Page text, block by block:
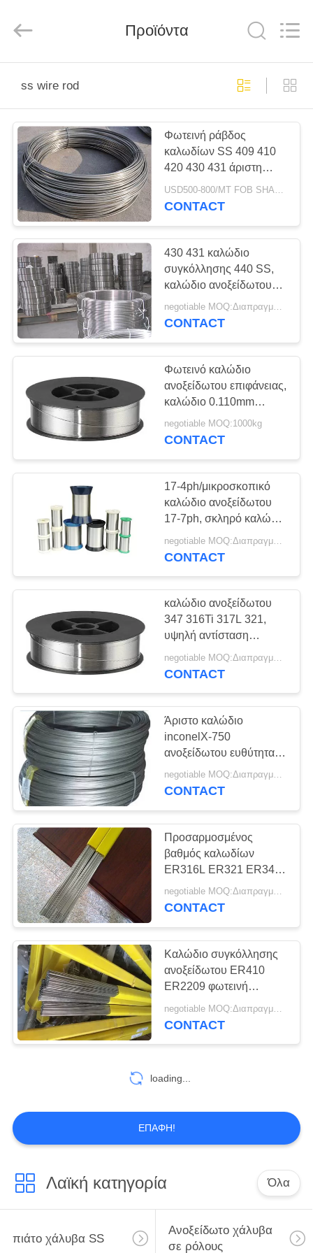
ΠΡΟΪΌΝΤΑ
ΠΕΡΊΠΟΥ
ΕΜΕΊΣ
ΓΎΡΟΣ
ΕΡΓΟΣΤΑΣΊΩΝ
ΠΟΙΟΤΙΚΌΣ
ΈΛΕΓΧΟΣ
ΜΑΣ
ΕΛΆΤΕ
ΕΠΑΦΉ
ΜΕ
ΖΗΤΉΣΤΕ
ΈΝΑ
ΑΠΌΣΠΑΣΜΑ
SITEMAP
PRIVACY
POLICY
Co.,
Reserved.
Προϊόντα
ss wire rod
Φωτεινή ράβδος
καλωδίων SS 409 410
420 430 431 άριστη
σπείρα 440 βαθμού που
διαμορφώνει τη
USD500-800/MT FOB SHANGHAI MOQ:500KG
CONTACT
430 431 καλώδιο
συγκόλλησης 440 SS,
καλώδιο ανοξείδωτου
διάστασης συνήθειας
negotiable MOQ:Διαπραγματεύσιμο
CONTACT
Φωτεινό καλώδιο
ανοξείδωτου επιφάνειας,
καλώδιο 0.110mm
συγκόλλησης 316 SS
Mig διάμετρος
negotiable MOQ:1000kg
CONTACT
17-4ph/μικροσκοπικό
καλώδιο ανοξείδωτου
17-7ph, σκληρό καλώδιο
ανοξείδωτου επιφάνειας
μεταλλινών
CONTACT
καλώδιο ανοξείδωτου
347 316Ti 317L 321,
υψηλή αντίσταση
κούρασης καλωδίων
δεσμών SS
negotiable MOQ:Διαπραγματεύσιμο
CONTACT
Άριστο καλώδιο
inconelX-750
ανοξείδωτου ευθύτητας
βαθμός NS333
Monel400 Inconel718
negotiable MOQ:Διαπραγματεύσιμο
CONTACT
Προσαρμοσμένος
βαθμός καλωδίων
ER316L ER321 ER347
ανοξείδωτου διάμετρος
0,02 - 25mm
negotiable MOQ:Διαπραγματεύσιμο
CONTACT
Καλώδιο συγκόλλησης
ανοξείδωτου ER410
ER2209 φωτεινή
επιφάνεια διαμέτρων
0,02 25mm
CONTACT
loading...
ΕΠΑΦΉ!
Λαϊκή κατηγορία Όλα
πιάτο χάλυβα SS
Ανοξείδωτο χάλυβα
σε ρόλους